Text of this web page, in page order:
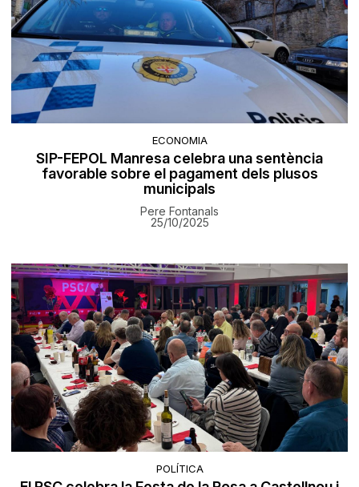
ECONOMIA
SIP-FEPOL Manresa celebra una sentència
favorable sobre el pagament dels plusos
municipals
Pere Fontanals
25/10/2025
POLÍTICA